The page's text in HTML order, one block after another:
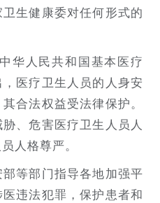
生健康委对任何形式的
华人民共和国基本医疗
医疗卫生人员的人身安
合法权益受法律保护。
、危害医疗卫生人员人
人格尊严。
等部门指导各地加强平
违法犯罪，保护患者和